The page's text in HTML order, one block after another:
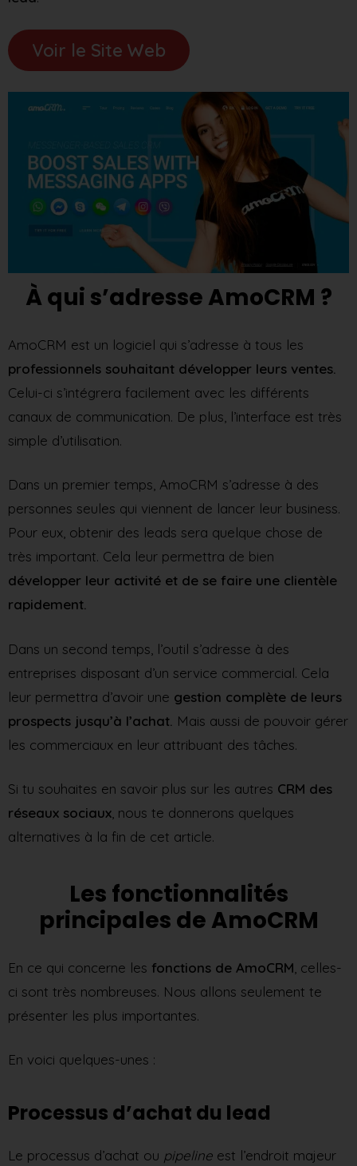
Voir le Site Web
À qui s’adresse AmoCRM ?
AmoCRM est un logiciel qui s’adresse à tous les
professionnels souhaitant développer leurs ventes.
Celui-ci s’intégrera facilement avec les différents
canaux de communication. De plus, l’interface est très
simple d’utilisation.
Dans un premier temps, AmoCRM s’adresse à des
personnes seules qui viennent de lancer leur business.
Pour eux, obtenir des leads sera quelque chose de
très important. Cela leur permettra de bien
développer leur activité et de se faire une clientèle
rapidement.
Dans un second temps, l’outil s’adresse à des
entreprises disposant d’un service commercial. Cela
leur permettra d’avoir une gestion complète de leurs
prospects jusqu’à l’achat. Mais aussi de pouvoir gérer
les commerciaux en leur attribuant des tâches.
Si tu souhaites en savoir plus sur les autres CRM des
réseaux sociaux, nous te donnerons quelques
alternatives à la fin de cet article.
Les fonctionnalités
principales de AmoCRM
En ce qui concerne les fonctions de AmoCRM , celles-
ci sont très nombreuses. Nous allons seulement te
présenter les plus importantes.
En voici quelques-unes :
Processus d’achat du lead
Le processus d’achat ou pipeline est l’endroit majeur